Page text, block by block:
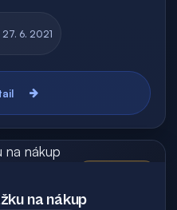
27. 6. 2021
na nákup